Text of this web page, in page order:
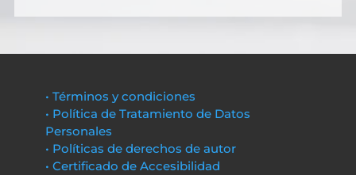
• Términos y condiciones
• Política de Tratamiento de Datos
Personales
• Políticas de derechos de autor
• Certificado de Accesibilidad